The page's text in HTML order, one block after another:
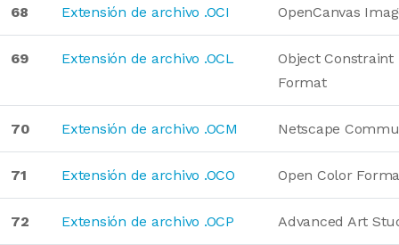
68 Extensión de archivo .OCI OpenCanvas
69 Extensión de archivo .OCL
Object Constraint
Format
70 Extensión de archivo .OCM Netscape
71 Extensión de archivo .OCO Open Color
72 Extensión de archivo .OCP Advanced Art